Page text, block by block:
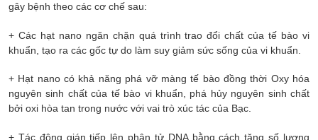
gây bệnh theo các cơ chế sau:
+ Các hạt nano ngăn chặn quá trình trao đổi chất của tế bào vi
khuẩn, tạo ra các gốc tự do làm suy giảm sức sống của vi khuẩn.
+ Hạt nano có khả năng phá vỡ màng tế bào đồng thời Oxy hóa
nguyên sinh chất của tế bào vi khuẩn, phá hủy nguyên sinh chất
bởi oxi hòa tan trong nước với vai trò xúc tác của Bạc.
+ Tác động gián tiếp lên phân tử DNA bằng cách tăng số lượng